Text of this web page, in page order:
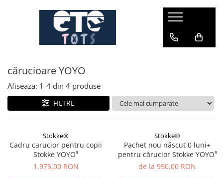
CĂRUCIOARE & SCAUNE AUTO
cărucioare NUNA
cărucioare U-GROW
scaune auto pentru avion
accesorii cărucioare
accesorii scaun auto
accesorii scaun avion
cărucioare YOYO
Afiseaza: 1-4 din 4 produse
FILTRE
Stokke®
Cadru carucior pentru copii
Stokke YOYO³
1.975,00 RON
Stokke®
Pachet nou născut 0 luni+
pentru cărucior Stokke YOYO³
de la 990,00 RON